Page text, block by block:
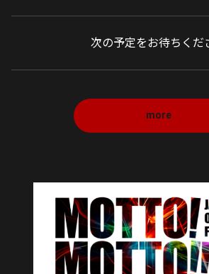
次の予定をお待ちくだ
more